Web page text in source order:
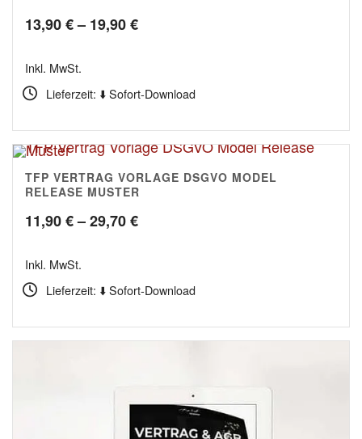
13,90€– 19,90€Preisspanne:
19,90 €
Inkl. MwSt.
Lieferzeit: ⬇️ Sofort-Download
5.00
TFP VERTRAG VORLAGE DSGVO MODEL
RELEASE MUSTER
11,90€–29,70€Preisspanne:
29,70 €
Inkl. MwSt.
Lieferzeit: ⬇️ Sofort-Download